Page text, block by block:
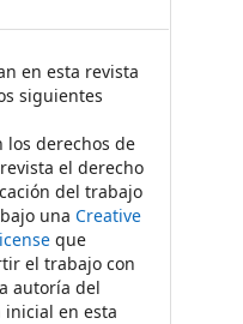
en esta revista
siguientes
los derechos de
el derecho
del trabajo
unaCreative
que
el trabajo con
autoría del
en esta